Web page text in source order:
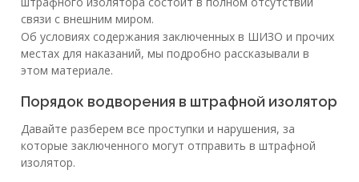
связи с внешним миром.
Об условиях содержания заключенных в ШИЗО и прочих
местах для наказаний, мы подробно рассказывали в
этом материале.
Порядок водворения в штрафной изолятор
Давайте разберем все проступки и нарушения, за
которые заключенного могут отправить в штрафной
изолятор.